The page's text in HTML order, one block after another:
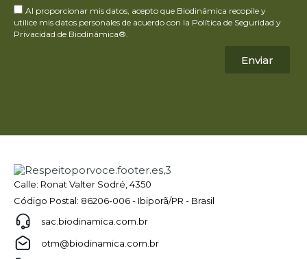
Al proporcionar mis datos, acepto que Biodinâmica recopile y
utilice mis datos personales de acuerdo con la Política de Seguridad y
Privacidad de Biodinâmica®.
Enviar
Calle: Ronat Valter Sodré, 4350
Código Postal: 86206-006 - Ibiporã/PR - Brasil
sac.biodinamica.com.br
otm@biodinamica.com.br